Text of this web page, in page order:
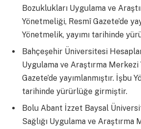
Bozuklukları Uygulama ve
Yönetmeliği, Resmî Gazete’de
Yönetmelik, yayımı tarihinde
Bahçeşehir Üniversitesi
Uygulama ve Araştırma
Gazete’de yayımlanmıştır. İşbu
tarihinde yürürlüğe girmiştir.
Bolu Abant İzzet Baysal
Sağlığı Uygulama ve Araştırma